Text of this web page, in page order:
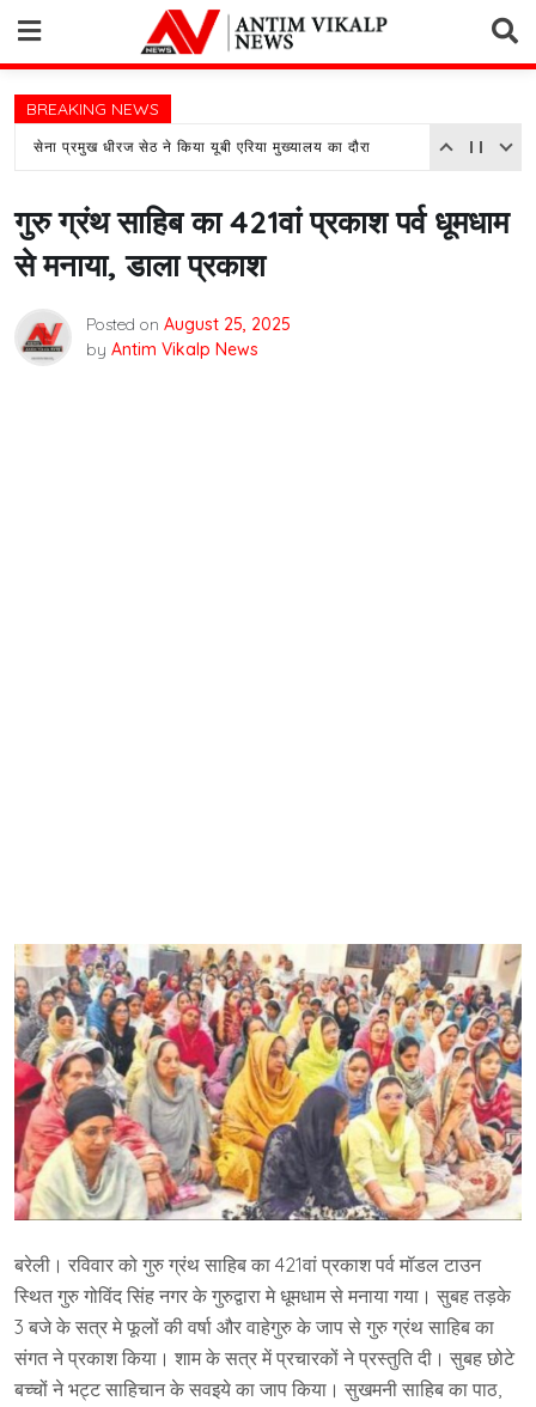
content
BREAKING NEWS
सेना प्रमुख धीरज सेठ ने किया यूबी एरिया मुख्यालय का दौरा
गुरु ग्रंथ साहिब का 421वां प्रकाश पर्व धूमधाम
से मनाया, डाला प्रकाश
Posted on August 25, 2025
by Antim Vikalp News
बरेली। रविवार को गुरु ग्रंथ साहिब का 421वां प्रकाश पर्व मॉडल टाउन
स्थित गुरु गोविंद सिंह नगर के गुरुद्वारा मे धूमधाम से मनाया गया। सुबह तड़के
3 बजे के सत्र मे फूलों की वर्षा और वाहेगुरु के जाप से गुरु ग्रंथ साहिब का
संगत ने प्रकाश किया। शाम के सत्र में प्रचारकों ने प्रस्तुति दी। सुबह छोटे
बच्चों ने भट्ट साहिचान के सवइये का जाप किया। सुखमनी साहिब का पाठ,